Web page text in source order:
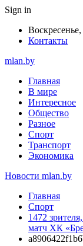
Sign in
Контакты
mlan.by
Главная
В мире
Интересное
Общество
Разное
Спорт
Транспорт
Экономика
Новости mlan.by
Главная
Спорт
1472
матч ХК